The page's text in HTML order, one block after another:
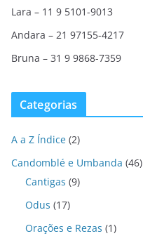
Lara – 11 9 5101-9013
Andara – 21 97155-4217
Bruna – 31 9 9868-7359
Categorias
A a Z Índice (2)
Candomblé e Umbanda (46)
Cantigas (9)
Odus (17)
Orações e Rezas (1)